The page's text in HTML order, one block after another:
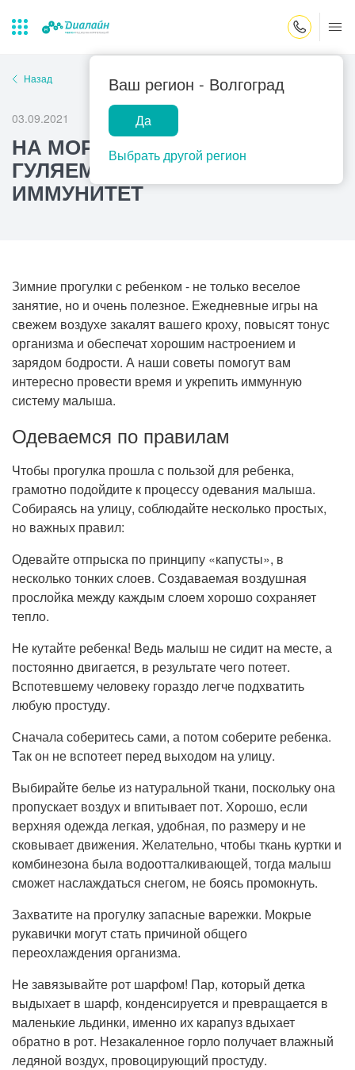
Ваш регион - Волгоград
Да
Выбрать другой регион
Лаборатории
Центр помощи
на дому
Закрыть поиск
Популярные запросы
Прием гинеколога
Прием оториноларинголога
Прием офтальмолога
Прием уролога
Прием хирурга
Прием кардиолога
Назад
03.09.2021
НА МОРОЗЕ С МАЛЫШОМ:
ГУЛЯЕМ И ПОВЫШАЕМ
ИММУНИТЕТ
Зимние прогулки с ребенком - не только веселое
занятие, но и очень полезное. Ежедневные игры на
свежем воздухе закалят вашего кроху, повысят тонус
организма и обеспечат хорошим настроением и
зарядом бодрости. А наши советы помогут вам
интересно провести время и укрепить иммунную
систему малыша.
Одеваемся по правилам
Чтобы прогулка прошла с пользой для ребенка,
грамотно подойдите к процессу одевания малыша.
Собираясь на улицу, соблюдайте несколько простых,
но важных правил:
Одевайте отпрыска по принципу «капусты», в
несколько тонких слоев. Создаваемая воздушная
прослойка между каждым слоем хорошо сохраняет
тепло.
Не кутайте ребенка! Ведь малыш не сидит на месте, а
постоянно двигается, в результате чего потеет.
Вспотевшему человеку гораздо легче подхватить
любую простуду.
Сначала соберитесь сами, а потом соберите ребенка.
Так он не вспотеет перед выходом на улицу.
Выбирайте белье из натуральной ткани, поскольку она
пропускает воздух и впитывает пот. Хорошо, если
верхняя одежда легкая, удобная, по размеру и не
сковывает движения. Желательно, чтобы ткань куртки и
комбинезона была водоотталкивающей, тогда малыш
сможет наслаждаться снегом, не боясь промокнуть.
Захватите на прогулку запасные варежки. Мокрые
рукавички могут стать причиной общего
переохлаждения организма.
Не завязывайте рот шарфом! Пар, который детка
выдыхает в шарф, конденсируется и превращается в
маленькие льдинки, именно их карапуз вдыхает
обратно в рот. Незакаленное горло получает влажный
ледяной воздух, провоцирующий простуду.